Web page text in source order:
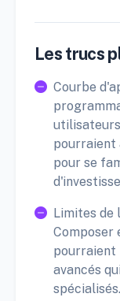
Les trucs
Courbe
pourraient
pour se
Limites de
Composer
pourraient
avancés
spécialisés.